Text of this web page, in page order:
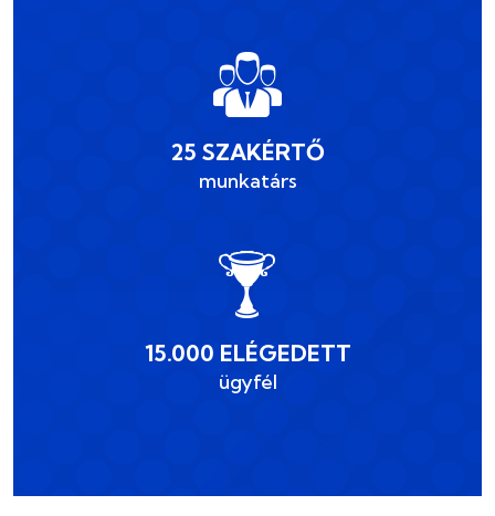
25 SZAKÉRTŐ
munkatárs
15.000 ELÉGEDETT
ügyfél